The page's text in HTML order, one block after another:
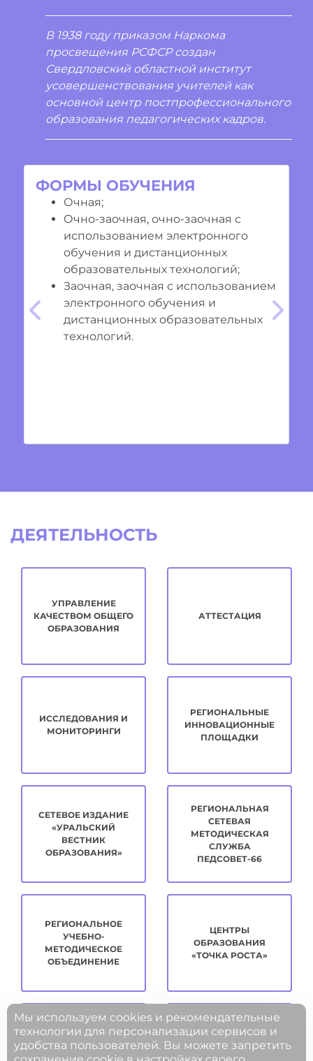
В 1938 году приказом Наркома
просвещения РСФСР создан
Свердловский областной институт
усовершенствования учителей как
основной центр постпрофессионального
образования педагогических кадров.
ФОРМЫ ОБУЧЕНИЯ
Очная;
Очно-заочная, очно-заочная с
использованием электронного
обучения и дистанционных
образовательных технологий;
Заочная, заочная с использованием
электронного обучения и
дистанционных образовательных
технологий.
Предыдущий
ДЕЯТЕЛЬНОСТЬ
УПРАВЛЕНИЕ
КАЧЕСТВОМ ОБЩЕГО
ОБРАЗОВАНИЯ
АТТЕСТАЦИЯ
ИССЛЕДОВАНИЯ И
МОНИТОРИНГИ
РЕГИОНАЛЬНЫЕ
ИННОВАЦИОННЫЕ
ПЛОЩАДКИ
СЕТЕВОЕ ИЗДАНИЕ
«УРАЛЬСКИЙ
ВЕСТНИК
ОБРАЗОВАНИЯ»
РЕГИОНАЛЬНАЯ
СЕТЕВАЯ
МЕТОДИЧЕСКАЯ
СЛУЖБА
ПЕДСОВЕТ-66
РЕГИОНАЛЬНОЕ
УЧЕБНО-
МЕТОДИЧЕСКОЕ
ОБЪЕДИНЕНИЕ
ЦЕНТРЫ
ОБРАЗОВАНИЯ
«ТОЧКА РОСТА»
МЕТОДИЧЕСКАЯ
КОПИЛКА
ЦИФРОВОЕ
РАЗВИТИЕ
Мы используем cookies и рекомендательные
технологии для персонализации сервисов и
удобства пользователей. Вы можете запретить